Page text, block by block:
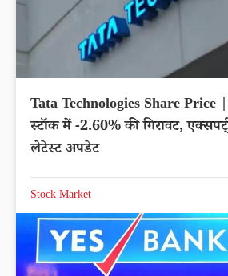
Tata Technologies Share Price |
स्टॉक में -2.60% की गिरावट,
लेटेस्ट अपडेट
Stock Market